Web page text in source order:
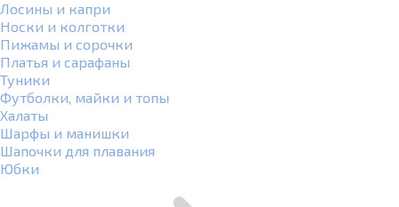
Лосины и капри
Носки и колготки
Пижамы и сорочки
Платья и сарафаны
Туники
Футболки, майки и топы
Халаты
Шарфы и манишки
Шапочки для плавания
Юбки